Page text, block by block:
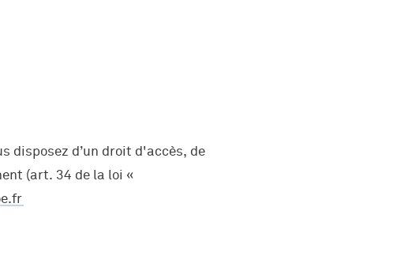
disposez d’un droit d'accès, de
(art. 34 de la loi «